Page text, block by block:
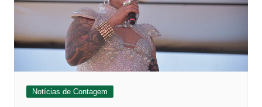
Notícias de Contagem